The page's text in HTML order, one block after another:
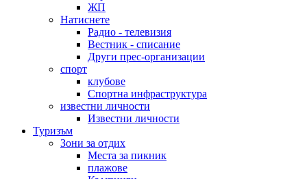
ЖП
Натиснете
Радио - телевизия
Вестник - списание
Други прес-организации
спорт
клубове
Спортна инфраструктура
известни личности
Известни личности
Туризъм
Зони за отдих
Места за пикник
плажове